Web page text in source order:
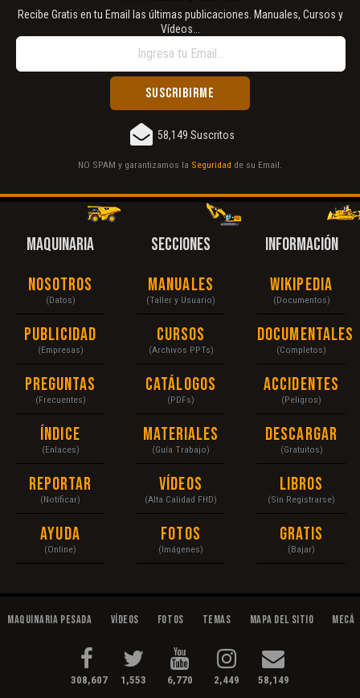
Recibe Gratis en tu Email las últimas publicaciones. Manuales, Cursos y
Vídeos...
58,149 Suscritos
NO SPAM y garantizamos la Seguridad de su Email.
MAQUINARIA
Nosotros
(Datos)
Publicidad
(Empresas)
Preguntas
(Frecuentes)
Índice
(Enlaces)
Reportar
(Notificar)
Ayuda
(Online)
SECCIONES
Manuales
(Taller y Usuario)
Cursos
(Archivos PPTs)
Catálogos
(PDFs)
Materiales
(Guía Trabajo)
Vídeos
(Alta Calidad FHD)
Fotos
(Imágenes)
INFORMACIÓN
Wikipedia
(Documentos)
Documentales
(Completos)
Accidentes
(Peligros)
Descargar
(Gratuitos)
Libros
(Sin Registrarse)
Gratis
(Bajar)
Maquinaria Pesada Vídeos Fotos Temas Mapa del Sitio
308,607 1,553 6,770 2,449 58,149